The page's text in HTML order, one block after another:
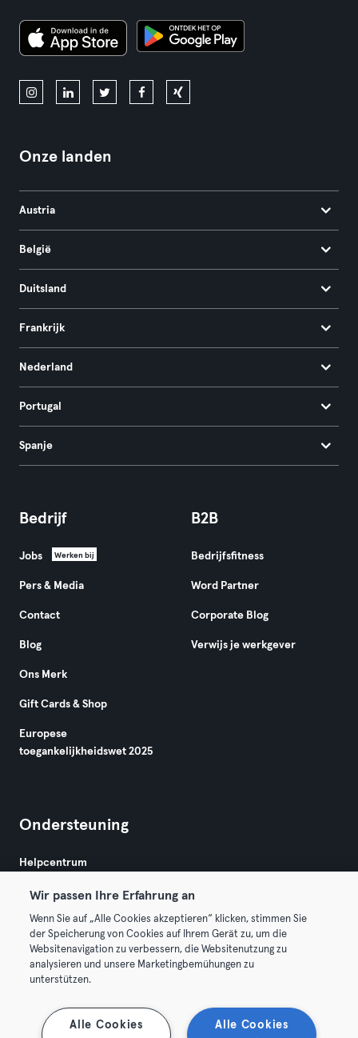
Onze landen
Austria
België
Duitsland
Frankrijk
Nederland
Portugal
Spanje
Bedrijf
Jobs Werken bij
Pers & Media
Contact
Blog
Ons Merk
Gift Cards & Shop
Europese
toegankelijkheidswet 2025
B2B
Bedrijfsfitness
Word Partner
Corporate Blog
Verwijs je werkgever
Ondersteuning
Helpcentrum
Algemene Voorwaarden
Membership opzeggen Trek hier je contract terug
Wir passen Ihre Erfahrung an
Wenn Sie auf „Alle Cookies akzeptieren“ klicken, stimmen Sie
der Speicherung von Cookies auf Ihrem Gerät zu, um die
Websitenavigation zu verbessern, die Websitenutzung zu
analysieren und unsere Marketingbemühungen zu
unterstützen.
Alle Cookies
Alle Cookies